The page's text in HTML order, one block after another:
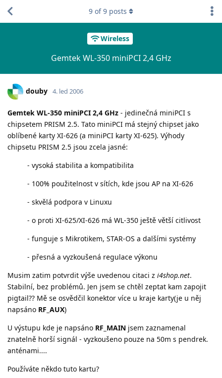
Wireless
Gemtek WL-350 miniPCI 2,4 GHz
9 of9 posts
douby 4. led 2006
Gemtek WL-350 miniPCI 2,4 GHz - jedinečná miniPCI s
chipsetem PRISM 2.5. Tato miniPCI má stejný chipset jako
oblíbené karty XI-626 (a miniPCI karty XI-625). Výhody
chipsetu PRISM 2.5 jsou zcela jasné:
- vysoká stabilita a kompatibilita
- 100% použitelnost v sítích, kde jsou AP na XI-626
- skvělá podpora v Linuxu
- o proti XI-625/XI-626 má WL-350 ještě větší citlivost
- funguje s Mikrotikem, STAR-OS a dalšími systémy
- přesná a vyzkoušená regulace výkonu
Musim zatim potvrdit výše uvedenou citaci z i4shop.net.
Stabilní, bez problémů. Jen jsem se chtěl zeptat kam zapojit
pigtail?? Mě se osvědčil konektor více u kraje karty(je u něj
napsáno RF_AUX)
U výstupu kde je napsáno RF_MAIN jsem zaznamenal
znatelně horší signál - vyzkoušeno pouze na 50m s pendrek.
anténami....
Používáte někdo tuto kartu?